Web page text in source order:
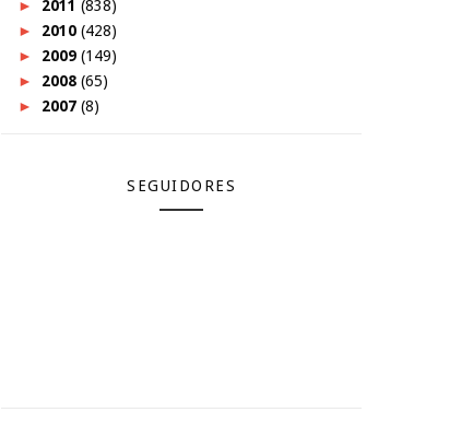
► 2011 (838)
► 2010 (428)
► 2009 (149)
► 2008 (65)
► 2007 (8)
SEGUIDORES